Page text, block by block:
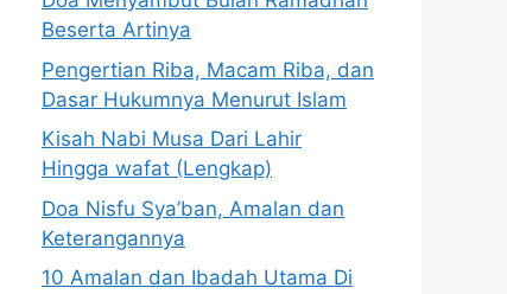
Beserta Artinya
Pengertian Riba, Macam Riba, dan
Dasar Hukumnya Menurut Islam
Kisah Nabi Musa Dari Lahir
Hingga wafat (Lengkap)
Doa Nisfu Sya’ban, Amalan dan
Keterangannya
10 Amalan dan Ibadah Utama Di